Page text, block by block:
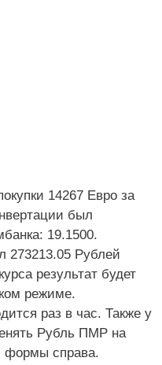
14267 Евро за
был
19.1500.
273213.05 Рублей
результат будет
режиме.
раз в час. Также у
Рубль ПМР на
формы справа.